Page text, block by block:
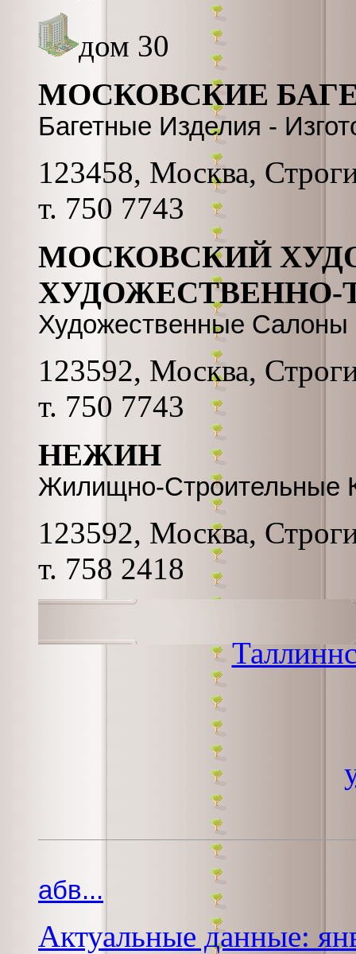
дом 30
МОСКОВСКИЕ
Багетные Изделия -
123458, Москва,
т. 750 7743
МОСКОВСКИЙ
ХУДОЖЕСТВЕННО-
Художественные Салоны
123592, Москва,
т. 750 7743
НЕЖИН
Жилищно-Строительные
123592, Москва,
т. 758 2418
абв...
Актуальные данные: